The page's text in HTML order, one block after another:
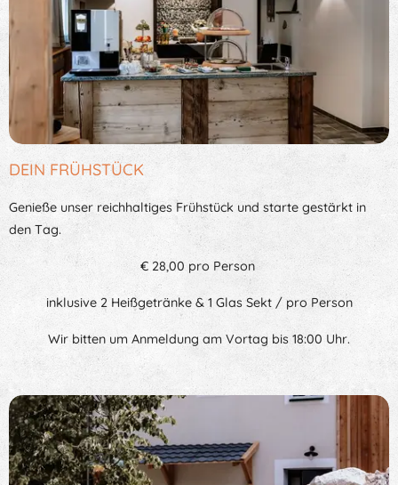
DEIN FRÜHSTÜCK
Genieße unser reichhaltiges Frühstück und starte gestärkt in
den Tag.
€ 28,00 pro Person
inklusive 2 Heißgetränke & 1 Glas Sekt / pro Person
Wir bitten um Anmeldung am Vortag bis 18:00 Uhr.